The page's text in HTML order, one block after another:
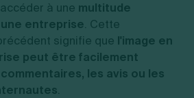
à une multitude
entreprise. Cette
signifie que l'image en
peut être facilement
les avis ou les
.